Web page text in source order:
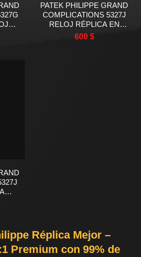
PATEK PHILIPPE GRAND
COMPLICATIONS 5327J
RELOJ RÉPLICA EN
COLOR MARRÓN 39MM
600 $
Réplica Mejor –
Premium con 99% de